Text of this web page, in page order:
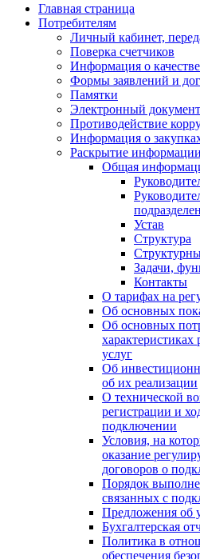
Главная страница
Потребителям
Личный кабинет,
Поверка счетчиков
Информация о
Формы заявлений и
Памятки
Электронный
Противодействие
Информация о
Раскрытие информации
Общая
Устав
Структура
Задачи,
Контакты
О тарифах на
Об основных
Об основных
услуг
Об
об их реализации
О технической
регистрации и
подключении
Условия, на
оказание
договоров о
Порядок
связанных с
Предложения об
Бухгалтерская
Политика в
обеспечения